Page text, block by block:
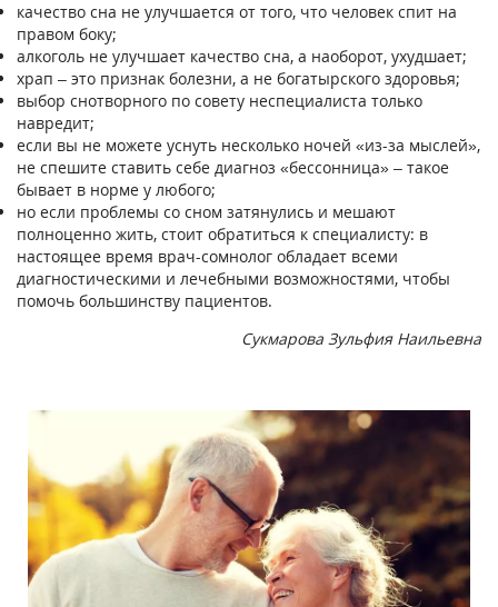
качество сна не улучшается от того, что человек спит на
правом боку;
алкоголь не улучшает качество сна, а наоборот, ухудшает;
храп – это признак болезни, а не богатырского здоровья;
выбор снотворного по совету неспециалиста только
навредит;
если вы не можете уснуть несколько ночей «из-за мыслей»,
не спешите ставить себе диагноз «бессонница» – такое
бывает в норме у любого;
но если проблемы со сном затянулись и мешают
полноценно жить, стоит обратиться к специалисту: в
настоящее время врач-сомнолог обладает всеми
диагностическими и лечебными возможностями, чтобы
помочь большинству пациентов.
Сукмарова Зульфия Наильевна